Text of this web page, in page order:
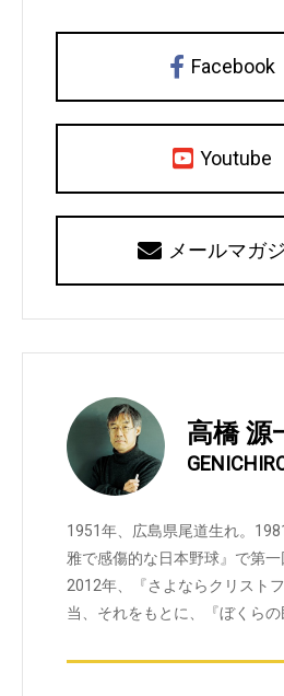
Facebook
Youtube
メールマガ
高橋 源
1951年、広島県尾道生れ。
雅で感傷的な日本野球』で第
2012年、『さよならクリスト
当、それをもとに、『ぼくらの